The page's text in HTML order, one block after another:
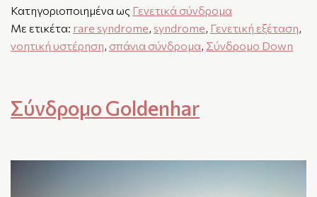
Κατηγοριοποιημένα ως Γενετικά σύνδρομα
Με ετικέτα: rare syndrome, syndrome, Γενετική εξέταση,
νοητική υστέρηση, σπάνια σύνδρομα, Σύνδρομο Down
Σύνδρομο Goldenhar